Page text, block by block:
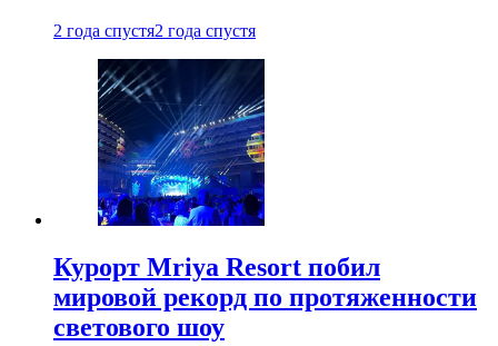
2 года спустя2 года спустя
Курорт Mriya Resort побил
мировой рекорд по протяженности
светового шоу